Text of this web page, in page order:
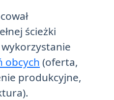
ścieżki
obcych (oferta,
produkcyjne,